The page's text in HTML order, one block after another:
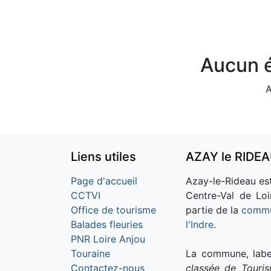
Aucun
Liens utiles
Page d'accueil
CCTVI
Office de tourisme
Balades fleuries
PNR Loire Anjou
Touraine
Contactez-nous
AZAY le
Azay-le-Rideau
Centre-Val de
partie de la
l'Indre.
La commune,
classée de